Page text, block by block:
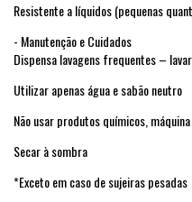
Resistente a líquidos (pequenas
- Manutenção e Cuidados
Dispensa lavagens frequentes –
Utilizar apenas água e sabão neutro
Não usar produtos químicos,
Secar à sombra
*Exceto em caso de sujeiras pesadas